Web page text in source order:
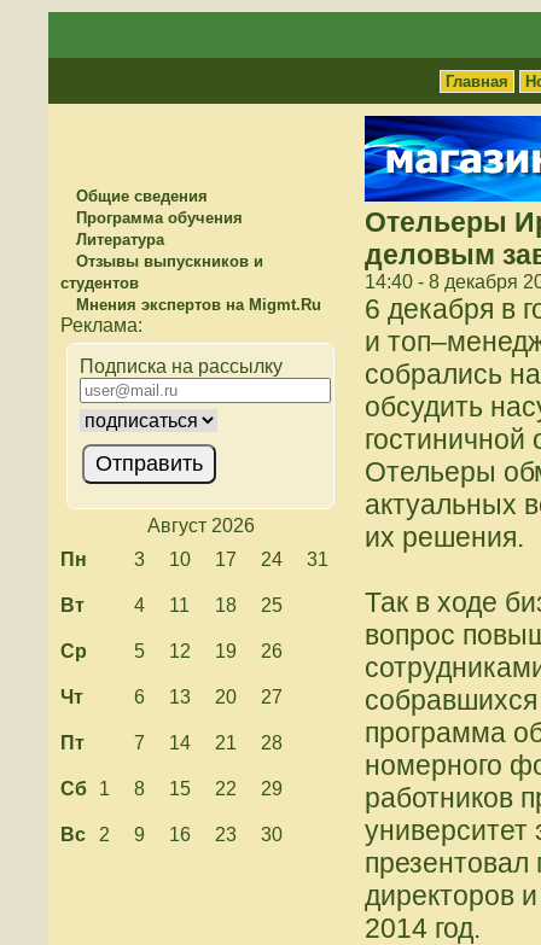
Главная
Общие сведения
Программа обучения
Литература
Отзывы выпускников и
студентов
Мнения экспертов на Migmt.Ru
Подписка на рассылку
Август 2026
Пн
3 10 17 24 31
Вт 4 11 18 25
Ср 5 12 19 26
Чт 6 13 20 27
Пт 7 14 21 28
Сб 1 8 15 22 29
Вс 2 9 16 23 30
Отельеры
деловым
14:40 - 8 декабря
6 декабря в
и
собрались
обсудить
гостиничной
Отельеры
актуальных
их решения.
Так в ходе
вопрос
программа
номерного
работников
университет
презентовал
директоров
2014 год.